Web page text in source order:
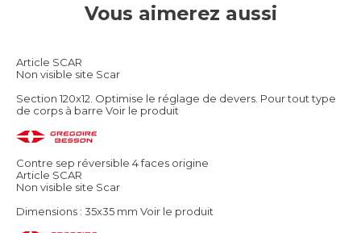
Vous aimerez aussi
Article SCAR
Non visible site Scar
Section 120x12. Optimise le réglage de devers. Pour tout type
de corps à barre Voir le produit
Contre sep réversible 4 faces origine
Article SCAR
Non visible site Scar
Dimensions : 35x35 mm Voir le produit